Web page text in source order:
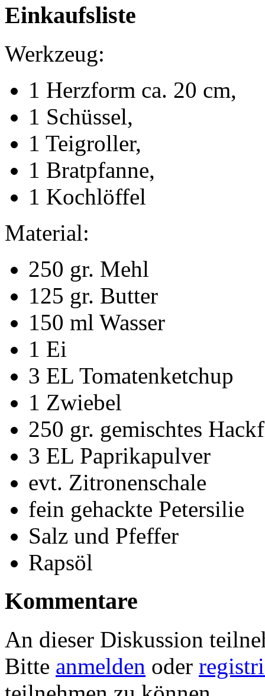
Einkaufsliste
Werkzeug:
1 Herzform ca. 20 cm,
1 Schüssel,
1 Teigroller,
1 Bratpfanne,
1 Kochlöffel
Material:
250 gr. Mehl
125 gr. Butter
150 ml Wasser
1 Ei
3 EL Tomatenketchup
1 Zwiebel
250 gr. gemischtes
3 EL Paprikapulver
evt. Zitronenschale
fein gehackte Petersilie
Salz und Pfeffer
Rapsöl
Kommentare
An dieser Diskussion
Bitte anmelden oder